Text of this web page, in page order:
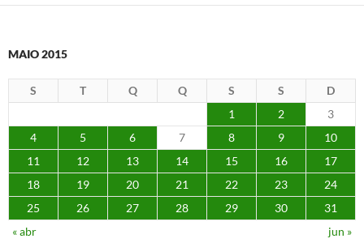
MAIO 2015
S T Q Q S S
D
1
2
3
4
5 6 7 8 9
10
11
12 13 14 15 16
17
18
19 20 21 22 23
24
25
26 27 28 29 30
31
« abr
jun »